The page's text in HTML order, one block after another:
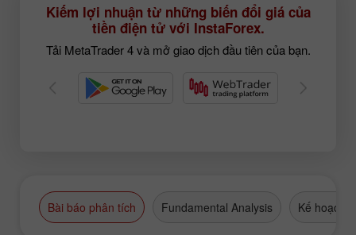
Kiếm lợi nhuận từ những biến đổi giá của
tiền điện tử với InstaForex.
Tải MetaTrader 4 và mở giao dịch đầu tiên của bạn.
Bài báo phân tích Fundamental Analysis Kế hoạch